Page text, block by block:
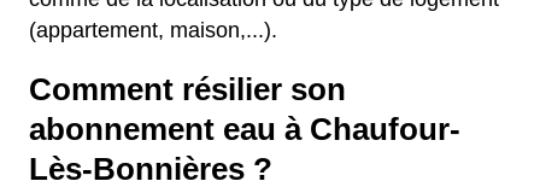
(appartement, maison,...).
Comment résilier son
abonnement eau à Chaufour-
Lès-Bonnières ?